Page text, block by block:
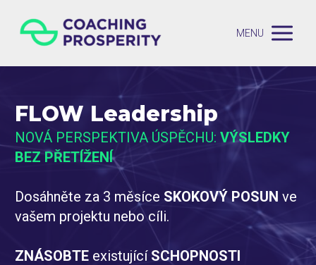
MENU
FLOW Leadership
NOVÁ PERSPEKTIVA ÚSPĚCHU:VÝSLEDKY
BEZ PŘETÍŽENÍ
Dosáhněte za 3 měsíce SKOKOVÝ POSUNve
vašem projektu nebo cíli.
ZNÁSOBTE existující SCHOPNOSTI